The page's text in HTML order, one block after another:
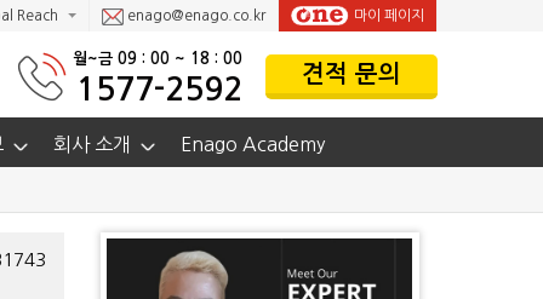
Reach enago@enago.co.kr 마이 페이지
월~금 09 : 00 ~ 18 : 00
1577-2592 견적 문의
회사 소개 Enago Academy